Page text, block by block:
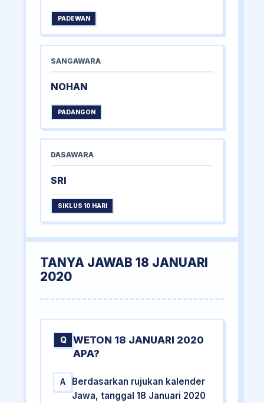
PADEWAN
SANGAWARA
NOHAN
PADANGON
DASAWARA
SRI
SIKLUS 10 HARI
TANYA JAWAB 18 JANUARI
2020
Q
WETON 18 JANUARI 2020
APA?
A
Berdasarkan rujukan kalender
Jawa, tanggal 18 Januari 2020